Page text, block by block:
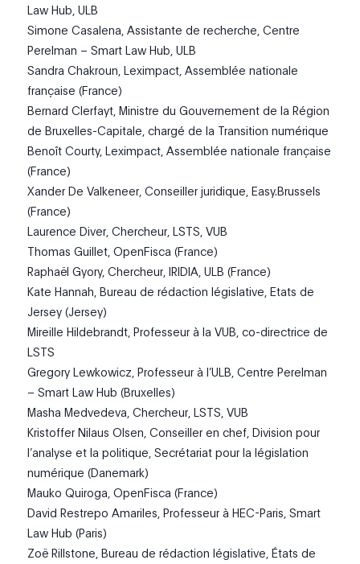
Law Hub, ULB
Simone Casalena, Assistante de recherche, Centre
Perelman – Smart Law Hub, ULB
Sandra Chakroun, Leximpact, Assemblée nationale
française (France)
Bernard Clerfayt, Ministre du Gouvernement de la Région
de Bruxelles-Capitale, chargé de la Transition numérique
Benoît Courty, Leximpact, Assemblée nationale française
(France)
Xander De Valkeneer, Conseiller juridique, Easy.Brussels
(France)
Laurence Diver, Chercheur, LSTS, VUB
Thomas Guillet, OpenFisca (France)
Raphaël Gyory, Chercheur, IRIDIA, ULB (France)
Kate Hannah, Bureau de rédaction législative, Etats de
Jersey (Jersey)
Mireille Hildebrandt, Professeur à la VUB, co-directrice de
LSTS
Gregory Lewkowicz, Professeur à l’ULB, Centre Perelman
– Smart Law Hub (Bruxelles)
Masha Medvedeva, Chercheur, LSTS, VUB
Kristoffer Nilaus Olsen, Conseiller en chef, Division pour
l’analyse et la politique, Secrétariat pour la législation
numérique (Danemark)
Mauko Quiroga, OpenFisca (France)
David Restrepo Amariles, Professeur à HEC-Paris, Smart
Law Hub (Paris)
Zoë Rillstone, Bureau de rédaction législative, États de